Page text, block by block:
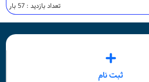
تعداد بازدید : 57 بار
ثبت نام